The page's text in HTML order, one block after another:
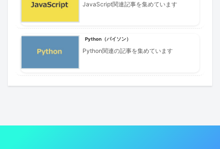
JavaScript関連記事を集めています
Python（パイソン）
Python関連の記事を集めています